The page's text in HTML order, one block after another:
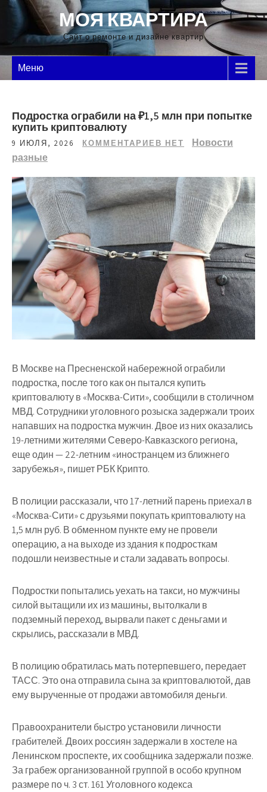
Перейти
содержимому
МОЯ КВАРТИРА
Сайт о ремонте и дизайне квартир
Меню
Подростка ограбили на ₽1,5 млн при попытке
купить криптовалюту
9 ИЮЛЯ, 2026 КОММЕНТАРИЕВ НЕТ
Новости
разные
В Москве на Пресненской набережной ограбили
подростка, после того как он пытался купить
криптовалюту в «Москва-Сити», сообщили в столичном
МВД. Сотрудники уголовного розыска задержали троих
напавших на подростка мужчин. Двое из них оказались
19-летними жителями Северо-Кавказского региона,
еще один — 22-летним «иностранцем из ближнего
зарубежья», пишет РБК Крипто.
В полиции рассказали, что 17-летний парень приехал в
«Москва-Сити» с друзьями покупать криптовалюту на
1,5 млн руб. В обменном пункте ему не провели
операцию, а на выходе из здания к подросткам
подошли неизвестные и стали задавать вопросы.
Подростки попытались уехать на такси, но мужчины
силой вытащили их из машины, вытолкали в
подземный переход, вырвали пакет с деньгами и
скрылись, рассказали в МВД.
В полицию обратилась мать потерпевшего, передает
ТАСС. Это она отправила сына за криптовалютой, дав
ему вырученные от продажи автомобиля деньги.
Правоохранители быстро установили личности
грабителей. Двоих россиян задержали в хостеле на
Ленинском проспекте, их сообщника задержали позже.
За грабеж организованной группой в особо крупном
размере по ч. 3 ст. 161 Уголовного кодекса